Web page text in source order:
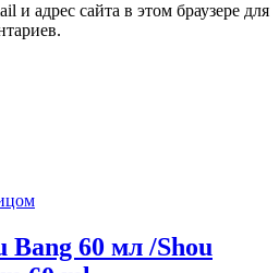
и адрес сайта в этом браузере для
Bang 60 мл /Shou